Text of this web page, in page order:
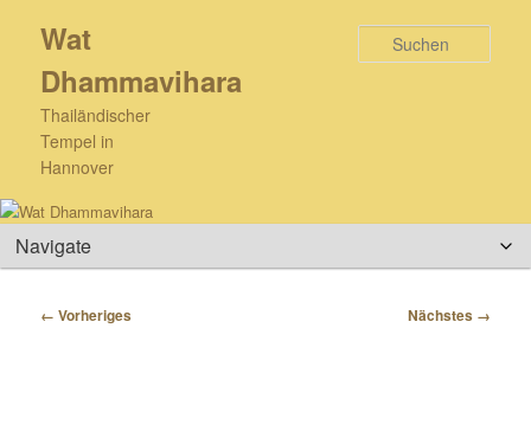
primären
springen
Wat
Dhammavihara
Thailändischer
Tempel in
Hannover
Hauptmenü
Bilder-
← Vorheriges Nächstes →